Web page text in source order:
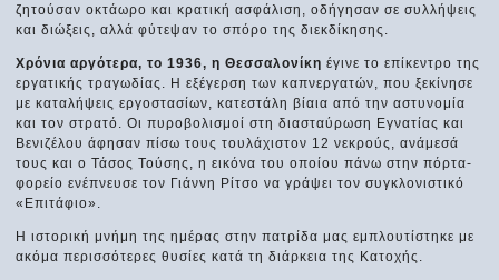
ζητούσαν οκτάωρο και κρατική ασφάλιση, οδήγησαν σε συλλήψεις
και διώξεις, αλλά φύτεψαν το σπόρο της διεκδίκησης.
Χρόνια αργότερα, το 1936, η Θεσσαλονίκη έγινε το επίκεντρο της
εργατικής τραγωδίας. Η εξέγερση των καπνεργατών, που ξεκίνησε
με καταλήψεις εργοστασίων, κατεστάλη βίαια από την αστυνομία
και τον στρατό. Οι πυροβολισμοί στη διασταύρωση Εγνατίας και
Βενιζέλου άφησαν πίσω τους τουλάχιστον 12 νεκρούς, ανάμεσά
τους και ο Τάσος Τούσης, η εικόνα του οποίου πάνω στην πόρτα-
φορείο ενέπνευσε τον Γιάννη Ρίτσο να γράψει τον συγκλονιστικό
«Επιτάφιο».
Η ιστορική μνήμη της ημέρας στην πατρίδα μας εμπλουτίστηκε με
ακόμα περισσότερες θυσίες κατά τη διάρκεια της Κατοχής.